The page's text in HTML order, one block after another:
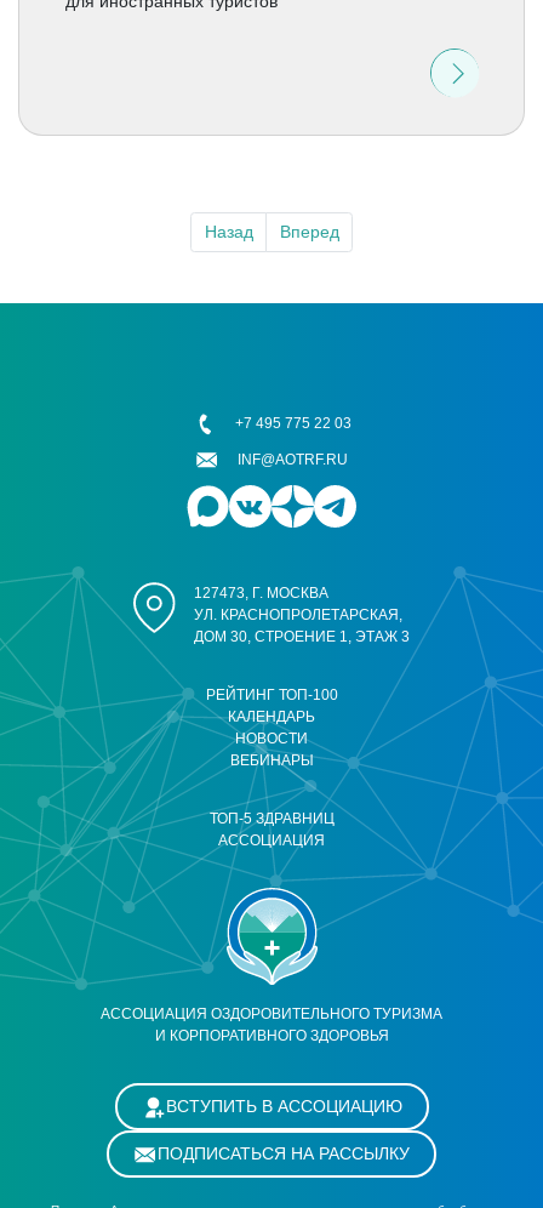
Назад Вперед
АССОЦИАЦИЯ ОЗДОРОВИТЕЛЬНОГО ТУРИЗМА
И КОРПОРАТИВНОГО ЗДОРОВЬЯ
РЕЙТИНГ ТОП-100
КАЛЕНДАРЬ
НОВОСТИ
ВЕБИНАРЫ
ТОП-5 ЗДРАВНИЦ
АССОЦИАЦИЯ
127473, Г. МОСКВА
УЛ. КРАСНОПРОЛЕТАРСКАЯ,
ДОМ 30, СТРОЕНИЕ 1, ЭТАЖ 3
+7 495 775 22 03
INF@AOTRF.RU
ВСТУПИТЬ В АССОЦИАЦИЮ
ПОДПИСАТЬСЯ НА РАССЫЛКУ